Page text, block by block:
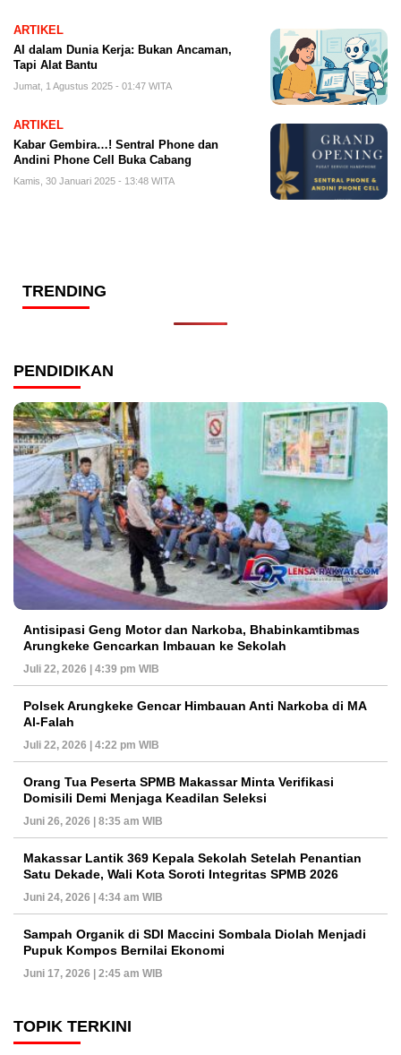
ARTIKEL
AI dalam Dunia Kerja: Bukan Ancaman,
Tapi Alat Bantu
Jumat, 1 Agustus 2025 - 01:47 WITA
ARTIKEL
Kabar Gembira…! Sentral Phone dan
Andini Phone Cell Buka Cabang
Kamis, 30 Januari 2025 - 13:48 WITA
TRENDING
PENDIDIKAN
Antisipasi Geng Motor dan Narkoba, Bhabinkamtibmas
Arungkeke Gencarkan Imbauan ke Sekolah
Juli 22, 2026 | 4:39 pm WIB
Polsek Arungkeke Gencar Himbauan Anti Narkoba di MA
Al-Falah
Juli 22, 2026 | 4:22 pm WIB
Orang Tua Peserta SPMB Makassar Minta Verifikasi
Domisili Demi Menjaga Keadilan Seleksi
Juni 26, 2026 | 8:35 am WIB
Makassar Lantik 369 Kepala Sekolah Setelah Penantian
Satu Dekade, Wali Kota Soroti Integritas SPMB 2026
Juni 24, 2026 | 4:34 am WIB
Sampah Organik di SDI Maccini Sombala Diolah Menjadi
Pupuk Kompos Bernilai Ekonomi
Juni 17, 2026 | 2:45 am WIB
TOPIK TERKINI